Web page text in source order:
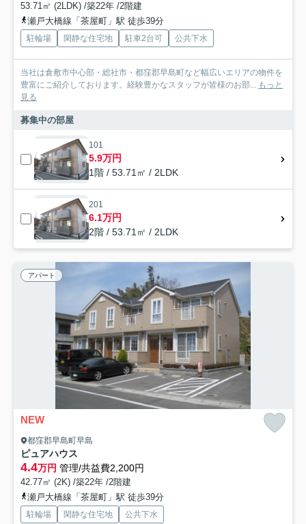
53.71㎡ (2LDK) /築22年 /2階建
瀬戸大橋線「茶屋町」駅 徒歩39分
駐輪場 閑静な住宅地 駐車2台可 公共下水
当社は倉敷市中心部・総社市・都窪郡早島町など幅広いエリアの物件を
豊富にご紹介しております。経験豊かなスタッフが皆様のお部... もっと
見る
募集中の部屋
101
5.9万円
1階 / 53.71㎡ / 2LDK
201
6.1万円
2階 / 53.71㎡ / 2LDK
アパート
NEW
都窪郡早島町早島
ピュアハウス
4.4万円 管理/共益費2,200円
42.77㎡ (2K) /築22年 /2階建
瀬戸大橋線「茶屋町」駅 徒歩39分
駐輪場 閑静な住宅地 公共下水